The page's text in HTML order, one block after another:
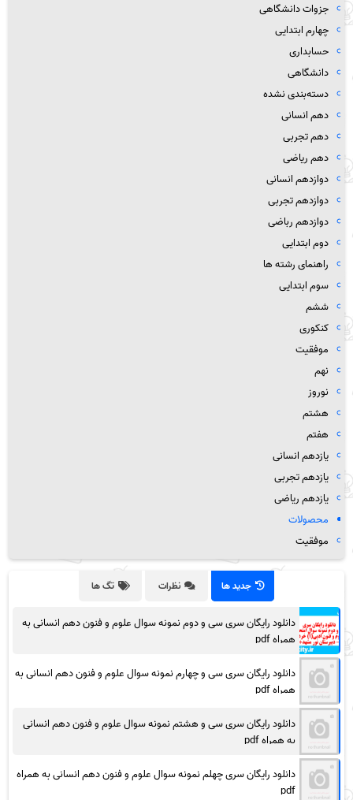
جزوات دانشگاهی
چهارم ابتدایی
حسابداری
دانشگاهی
دسته‌بندی نشده
دهم انسانی
دهم تجربی
دهم ریاضی
دوازدهم انسانی
دوازدهم تجربی
دوازدهم رباضی
دوم ابتدایی
راهنمای رشته ها
سوم ابتدایی
ششم
کنکوری
موفقیت
نهم
نوروز
هشتم
هفتم
یازدهم انسانی
یازدهم تجربی
یازدهم ریاضی
محصولات
موفقیت
جدید ها نظرات تگ ها
دانلود رایگان سری سی و دوم نمونه سوال علوم و فنون دهم انسانی به
همراه pdf
دانلود رایگان سری سی و چهارم نمونه سوال علوم و فنون دهم انسانی به
همراه pdf
دانلود رایگان سری سی و هشتم نمونه سوال علوم و فنون دهم انسانی
به همراه pdf
دانلود رایگان سری چهلم نمونه سوال علوم و فنون دهم انسانی به همراه
pdf